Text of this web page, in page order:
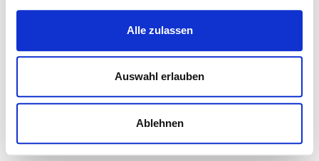
Alle zulassen
Auswahl erlauben
Ablehnen